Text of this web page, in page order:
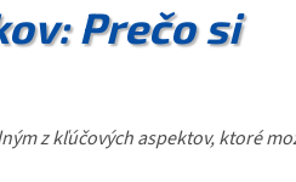
Prečo si
z kľúčových aspektov, ktoré